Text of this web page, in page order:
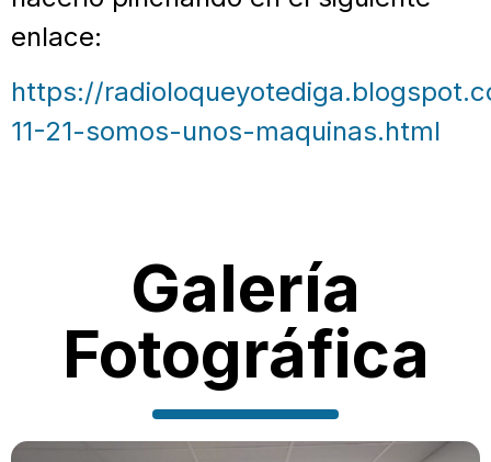
enlace:
https://
11-21-somos-unos-maquinas.html
Galería
Fotográfica